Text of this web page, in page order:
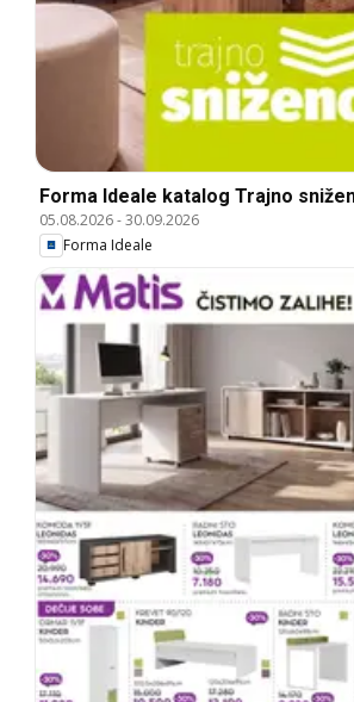
Forma Ideale katalog Trajno
05.08.2026-30.09.2026
Forma Ideale